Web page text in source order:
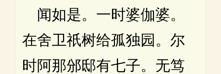
闻如是。一时婆伽婆。
在舍卫祇树给孤独园。尔
时阿那邠邸有七子。无笃